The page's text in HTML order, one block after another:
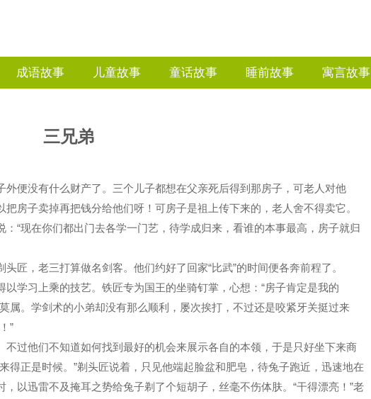
成语故事 儿童故事 童话故事 睡前故事 寓言故事
三兄弟
便没有什么财产了。三个儿子都想在父亲死后得到那房子，可老人对他
房子卖掉再把钱分给他们呀！可房子是祖上传下来的，老人舍不得卖它。
“现在你们都出门去各学一门艺，待学成归来，看谁的本事最高，房子就归
匠，老三打算做名剑客。他们约好了回家“比武”的时间便各奔前程了。
学习上乘的技艺。铁匠专为国王的坐骑钉掌，心想：“房子肯定是我的
属。学剑术的小弟却没有那么顺利，屡次挨打，不过还是咬紧牙关挺过来
”
过他们不知道如何找到最好的机会来展示各自的本领，于是只好坐下来商
得正是时候。”剃头匠说着 ，只见他端起脸盆和肥皂，待兔子跑近，迅速地在
以迅雷不及掩耳之势给兔子剃了个短胡子，丝毫不伤体肤。“干得漂亮！”老